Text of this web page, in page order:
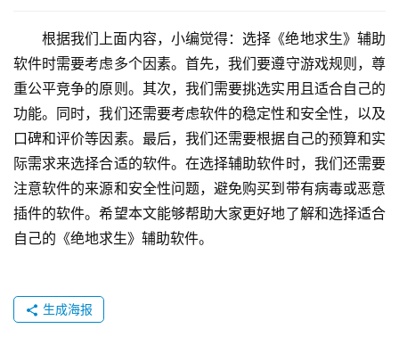
根据我们上面内容，小编觉得：选择《绝地求生》辅助
软件时需要考虑多个因素。首先，我们要遵守游戏规则，尊
重公平竞争的原则。其次，我们需要挑选实用且适合自己的
功能。同时，我们还需要考虑软件的稳定性和安全性，以及
口碑和评价等因素。最后，我们还需要根据自己的预算和实
际需求来选择合适的软件。在选择辅助软件时，我们还需要
注意软件的来源和安全性问题，避免购买到带有病毒或恶意
插件的软件。希望本文能够帮助大家更好地了解和选择适合
自己的《绝地求生》辅助软件。
生成海报